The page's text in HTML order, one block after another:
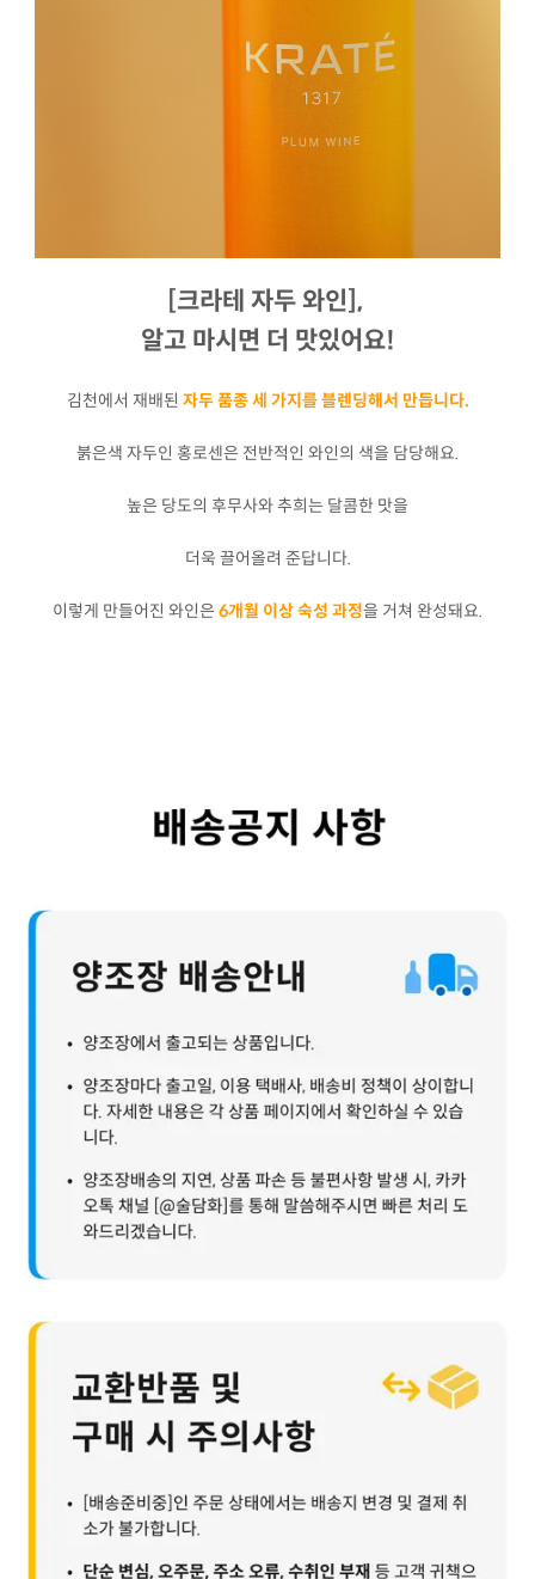
[크라테 자두 와인],
알고 마시면 더 맛있어요!
김천에서 재배된 자두 품종 세 가지를 블렌딩해서 만듭니다.
붉은색 자두인 홍로센은 전반적인 와인의 색을 담당해요.
높은 당도의 후무사와 추희는 달콤한 맛을
더욱 끌어올려 준답니다.
이렇게 만들어진 와인은 6개월 이상 숙성 과정을 거쳐 완성돼요.